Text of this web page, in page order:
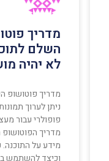
מדריך
השלם
לא יהיה
מדריך פוטושופ
ניתן לערוך
פופולרי עבור
מדריך
מידע על התוכנה.